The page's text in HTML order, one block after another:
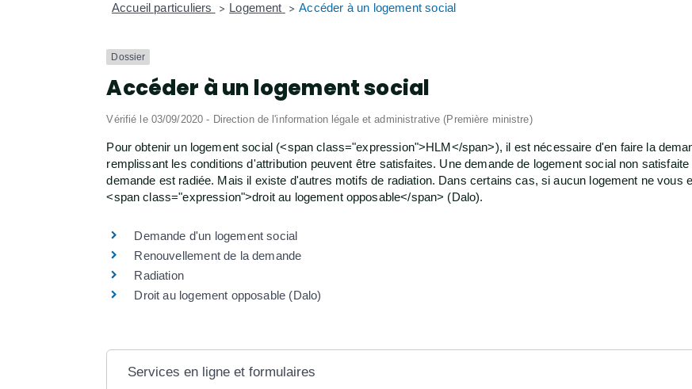
Accueil particuliers > Logement > Accéder à un logement social
Dossier
Accéder à un logement social
Vérifié le 03/09/2020 - Direction de l'information légale et administrative (Première ministre)
Pour obtenir un logement social (<span class="expression">HLM</span>), il est nécessaire d'en faire la
remplissant les conditions d'attribution peuvent être satisfaites. Une demande de logement social non
demande est radiée. Mais il existe d'autres motifs de radiation. Dans certains cas, si aucun logement ne vous
<span class="expression">droit au logement opposable</span> (Dalo).
Demande d'un logement social
Renouvellement de la demande
Radiation
Droit au logement opposable (Dalo)
Services en ligne et formulaires